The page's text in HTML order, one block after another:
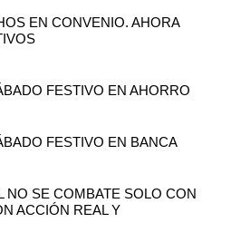
EN CONVENIO. AHORA
FESTIVO EN AHORRO
FESTIVO EN BANCA
NO SE COMBATE SOLO CON
ACCIÓN REAL Y